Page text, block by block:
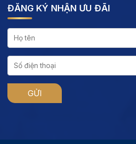
ĐĂNG KÝ NHẬN ƯU ĐÃI